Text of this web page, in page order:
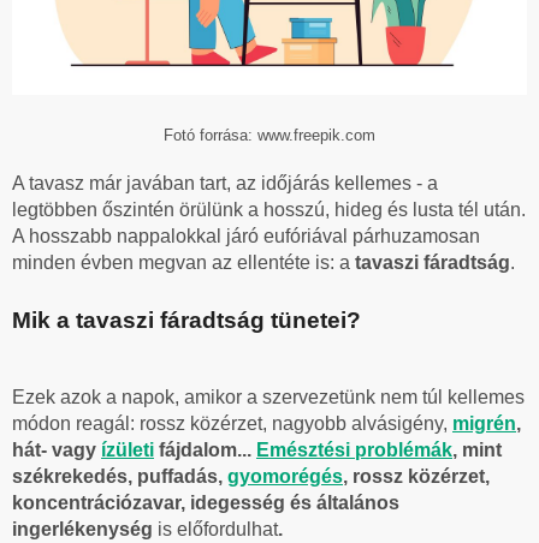
Fotó forrása: www.freepik.com
A tavasz már javában tart, az időjárás kellemes - a
legtöbben őszintén örülünk a hosszú, hideg és lusta tél után.
A hosszabb nappalokkal járó eufóriával párhuzamosan
minden évben megvan az ellentéte is: a tavaszi fáradtság.
Mik a tavaszi fáradtság tünetei?
Ezek azok a napok, amikor a szervezetünk nem túl kellemes
módon reagál: rossz közérzet, nagyobb alvásigény, migrén,
hát- vagy ízületi fájdalom... Emésztési problémák, mint
székrekedés, puffadás, gyomorégés, rossz közérzet,
koncentrációzavar, idegesség és általános
ingerlékenység is előfordulhat.